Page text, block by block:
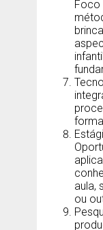
Foco
aula,
ou